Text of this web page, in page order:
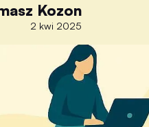
Kozon
2 kwi 2025